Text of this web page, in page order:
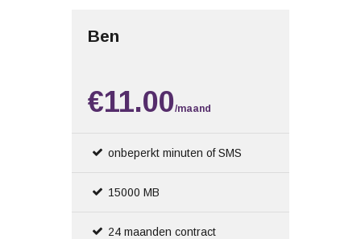
Ben
€11.00/maand
onbeperkt minuten of SMS
15000 MB
24 maanden contract